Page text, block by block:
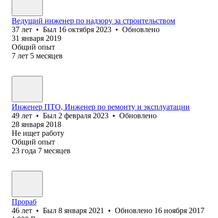
Ведущий инженер по надзору за строительством
37 лет • Был 16 октября 2023 • Обновлено
31 января 2019
Общий опыт
7 лет 5 месяцев
Инженер ПТО, Инженер по ремонту и эксплуатации
49 лет • Был 2 февраля 2023 • Обновлено
28 января 2018
Не ищет работу
Общий опыт
23 года 7 месяцев
Прораб
46 лет • Был 8 января 2021 • Обновлено 16 ноября 2017